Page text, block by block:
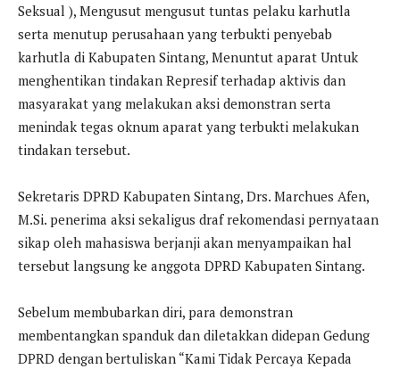
Seksual ), Mengusut mengusut tuntas pelaku karhutla
serta menutup perusahaan yang terbukti penyebab
karhutla di Kabupaten Sintang, Menuntut aparat Untuk
menghentikan tindakan Represif terhadap aktivis dan
masyarakat yang melakukan aksi demonstran serta
menindak tegas oknum aparat yang terbukti melakukan
tindakan tersebut.
Sekretaris DPRD Kabupaten Sintang, Drs. Marchues Afen,
M.Si. penerima aksi sekaligus draf rekomendasi pernyataan
sikap oleh mahasiswa berjanji akan menyampaikan hal
tersebut langsung ke anggota DPRD Kabupaten Sintang.
Sebelum membubarkan diri, para demonstran
membentangkan spanduk dan diletakkan didepan Gedung
DPRD dengan bertuliskan “Kami Tidak Percaya Kepada